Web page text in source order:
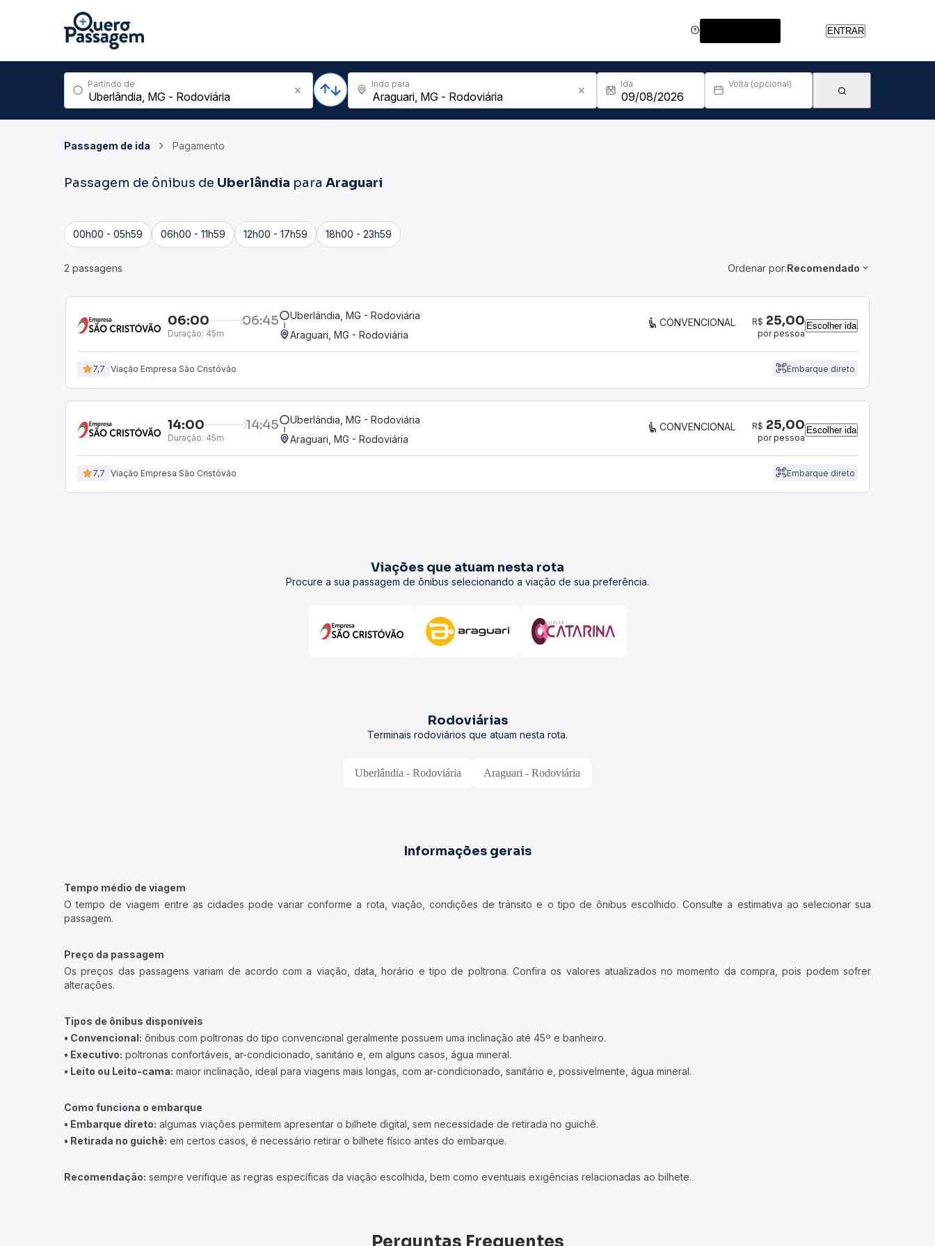
ENTRAR
Partindo de Indo para Ida Volta (opcional)
Passagem de ida Pagamento
Passagem de ônibus de Uberlândia para Araguari
00h00 - 05h59 06h00 - 11h59 12h00 - 17h59 18h00 - 23h59
2 passagens Ordenar por:Recomendado
06:00 06:45
Duração: 45m
Uberlândia, MG - Rodoviária
Araguari, MG - Rodoviária
CONVENCIONAL R$ 25,00
por pessoa
Escolher ida
7,7 Viação Empresa São Cristóvão Embarque direto
14:00 14:45
Duração: 45m
Uberlândia, MG - Rodoviária
Araguari, MG - Rodoviária
CONVENCIONAL R$ 25,00
por pessoa
Escolher ida
7,7 Viação Empresa São Cristóvão Embarque direto
Viações que atuam nesta rota
Procure a sua passagem de ônibus selecionando a viação de sua preferência.
Rodoviárias
Terminais rodoviários que atuam nesta rota.
Uberlândia - Rodoviária Araguari - Rodoviária
Informações gerais
Tempo médio de viagem
O tempo de viagem entre as cidades pode variar conforme a rota, viação, condições de trânsito e o tipo de ônibus escolhido. Consulte a estimativa ao selecionar sua
passagem.
Preço da passagem
Os preços das passagens variam de acordo com a viação, data, horário e tipo de poltrona. Confira os valores atualizados no momento da compra, pois podem sofrer
alterações.
Tipos de ônibus disponíveis
• Convencional: ônibus com poltronas do tipo convencional geralmente possuem uma inclinação até 45º e banheiro.
• Executivo: poltronas confortáveis, ar-condicionado, sanitário e, em alguns casos, água mineral.
• Leito ou Leito-cama: maior inclinação, ideal para viagens mais longas, com ar-condicionado, sanitário e, possivelmente, água mineral.
Como funciona o embarque
• Embarque direto: algumas viações permitem apresentar o bilhete digital, sem necessidade de retirada no guichê.
• Retirada no guichê: em certos casos, é necessário retirar o bilhete físico antes do embarque.
Recomendação: sempre verifique as regras específicas da viação escolhida, bem como eventuais exigências relacionadas ao bilhete.
Perguntas Frequentes